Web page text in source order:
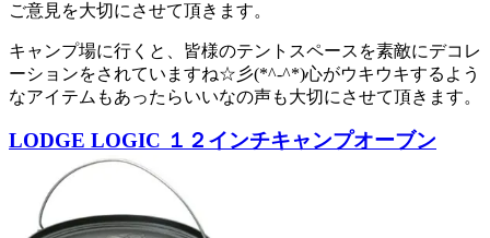
ご意見を大切にさせて頂きます。
キャンプ場に行くと、皆様のテントスペースを素敵にデコレ
ーションをされていますね☆彡(*^-^*)心がウキウキするよう
なアイテムもあったらいいなの声も大切にさせて頂きます。
LODGE LOGIC １２インチキャンプオーブン